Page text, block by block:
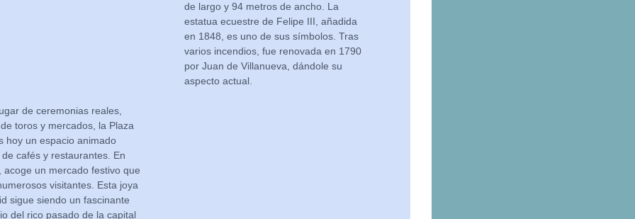
de largo y 94 metros de ancho. La
estatua ecuestre de Felipe III, añadida
en 1848, es uno de sus símbolos. Tras
varios incendios, fue renovada en 1790
por Juan de Villanueva, dándole su
aspecto actual.
de ceremonias reales,
toros y mercados, la Plaza
hoy un espacio animado
cafés y restaurantes. En
acoge un mercado festivo que
visitantes. Esta joya
sigue siendo un fascinante
del rico pasado de la capital